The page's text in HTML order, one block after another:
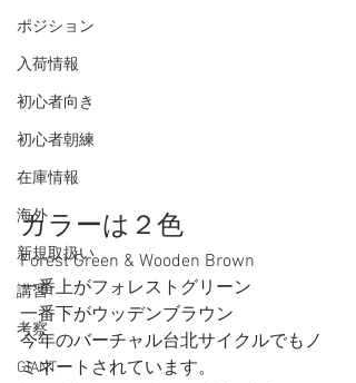
ポジション
入荷情報
初心者向き
初心者朝練
在庫情報
海外
新規取扱い
講習
考察
GIANT
カラーは２色
Forest Green & Wooden Brown
一番上がフォレストグリーン
一番下がウッデンブラウン
今年のバーチャル台北サイクルでもノ
ミネートされています。